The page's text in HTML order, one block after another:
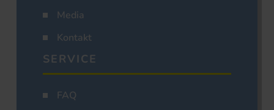
Media
Kontakt
SERVICE
FAQ